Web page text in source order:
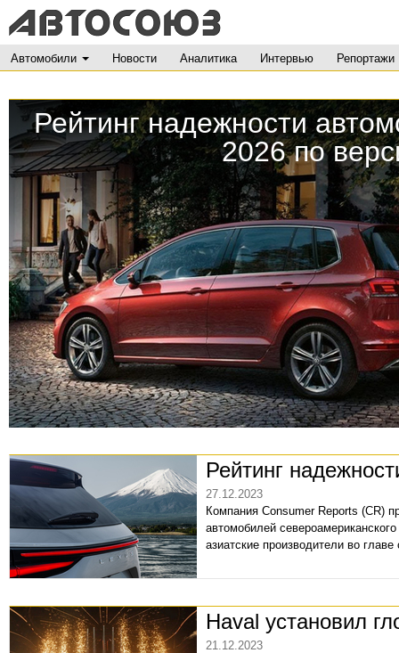
Автомобили Новости Аналитика Интервью Репортажи
Рейтинг надежности
2026 по
Рейтинг
27.12.2023
Компания Consumer Reports (CR)
автомобилей
азиатские производители во
Haval установил
21.12.2023